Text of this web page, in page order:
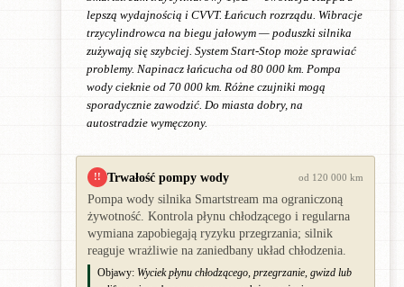
lepszą wydajnością i CVVT. Łańcuch rozrządu. Wibracje
trzycylindrowca na biegu jałowym — poduszki silnika
zużywają się szybciej. System Start-Stop może sprawiać
problemy. Napinacz łańcucha od 80 000 km. Pompa
wody cieknie od 70 000 km. Różne czujniki mogą
sporadycznie zawodzić. Do miasta dobry, na
autostradzie wymęczony.
!! Trwałość pompy wody od 120 000 km
Pompa wody silnika Smartstream ma ograniczoną
żywotność. Kontrola płynu chłodzącego i regularna
wymiana zapobiegają ryzyku przegrzania; silnik
reaguje wrażliwie na zaniedbany układ chłodzenia.
Objawy: Wyciek płynu chłodzącego, przegrzanie, gwizd lub